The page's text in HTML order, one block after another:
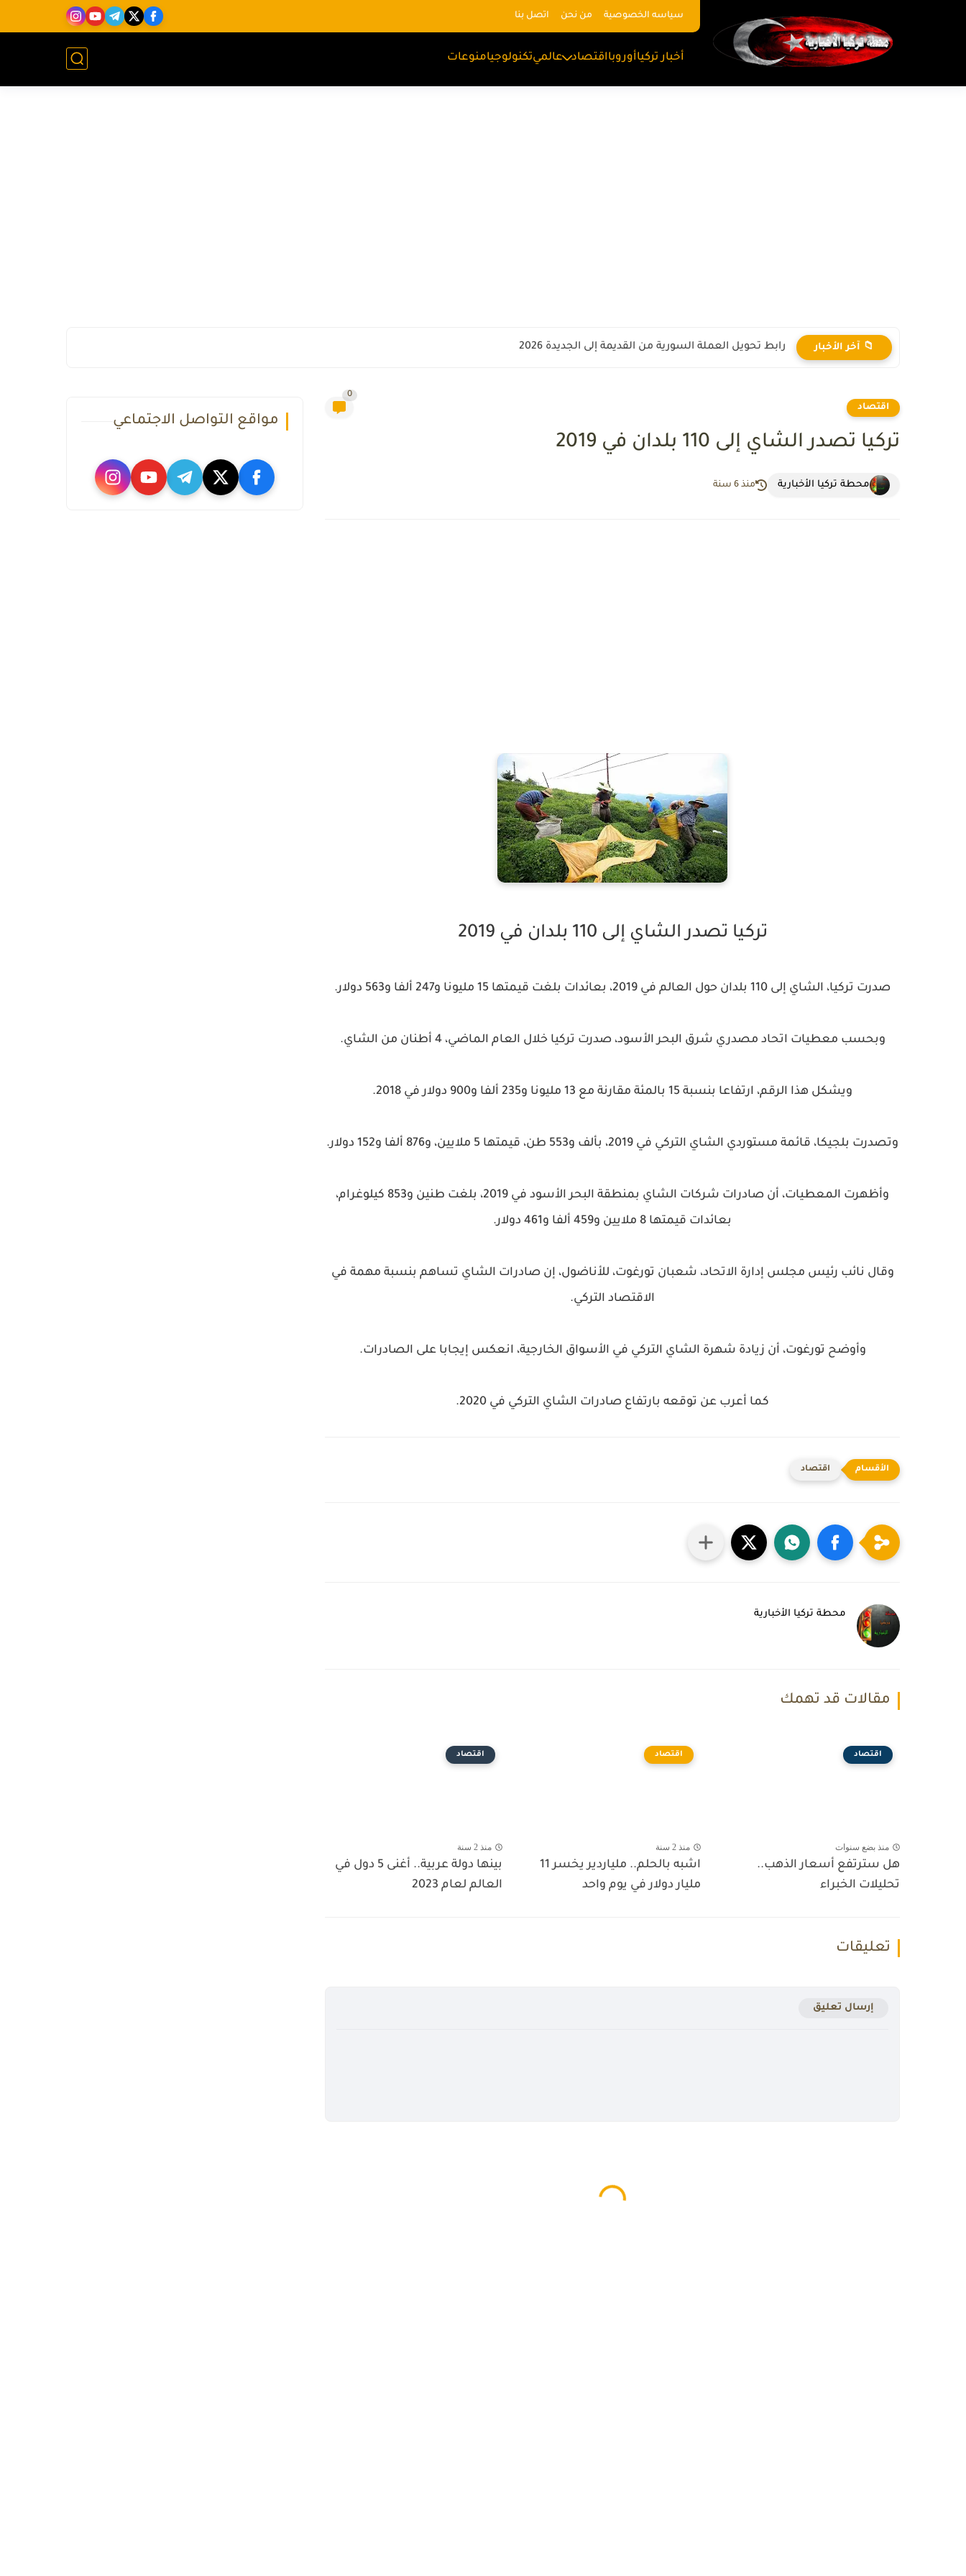
سياسه الخصوصية من نحن اتصل بنا
أخبار تركياأوروبااقتصاد عالميتكنولوجيامنوعات
📁 آخر الأخبار رابط تحويل العملة السورية من القديمة إلى الجديدة 2026
اقتصاد
0
تركيا تصدر الشاي إلى 110 بلدان في 2019
محطة تركيا الأخبارية منذ 6 سنة
تركيا تصدر الشاي إلى 110 بلدان في 2019
صدرت تركيا، الشاي إلى 110 بلدان حول العالم في 2019، بعائدات بلغت قيمتها 15 مليونا و247 ألفا و563 دولار.
وبحسب معطيات اتحاد مصدري شرق البحر الأسود، صدرت تركيا خلال العام الماضي، 4 أطنان من الشاي.
ويشكل هذا الرقم، ارتفاعا بنسبة 15 بالمئة مقارنة مع 13 مليونا و235 ألفا و900 دولار في 2018.
وتصدرت بلجيكا، قائمة مستوردي الشاي التركي في 2019، بألف و553 طن، قيمتها 5 ملايين، و876 ألفا و152 دولار.
وأظهرت المعطيات، أن صادرات شركات الشاي بمنطقة البحر الأسود في 2019، بلغت طنين و853 كيلوغرام،
بعائدات قيمتها 8 ملايين و459 ألفا و461 دولار.
وقال نائب رئيس مجلس إدارة الاتحاد، شعبان تورغوت، للأناضول، إن صادرات الشاي تساهم بنسبة مهمة في
الاقتصاد التركي.
وأوضح تورغوت، أن زيادة شهرة الشاي التركي في الأسواق الخارجية، انعكس إيجابا على الصادرات.
كما أعرب عن توقعه بارتفاع صادرات الشاي التركي في 2020.
اقتصاد
محطة تركيا الأخبارية
مقالات قد تهمك
اقتصاد
منذ بضع سنوات
هل سترتفع أسعار الذهب..
تحليلات الخبراء
اقتصاد
منذ 2 سنة
اشبه بالحلم.. ملياردير يخسر 11
مليار دولار في يوم واحد
اقتصاد
منذ 2 سنة
بينها دولة عربية.. أغنى 5 دول في
العالم لعام 2023
تعليقات
إرسال تعليق
مواقع التواصل الاجتماعي